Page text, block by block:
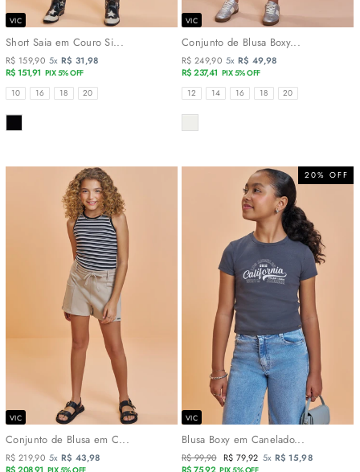
VIC
Short Saia em Couro Si...
R$ 159,90 5x R$ 31,98
R$ 151,91 PIX 5% OFF
TAMANHOS
10 16 18 20
COR
VIC
Conjunto de Blusa Boxy...
R$ 249,90 5x R$ 49,98
R$ 237,41 PIX 5% OFF
TAMANHOS
12 14 16 18 20
COR
VIC
Conjunto de Blusa em C...
R$ 219,90 5x R$ 43,98
20% OFF
VIC
Blusa Boxy em Canelado...
Preço
R$ 99,90 Preço
R$ 79,92 5x R$ 15,98